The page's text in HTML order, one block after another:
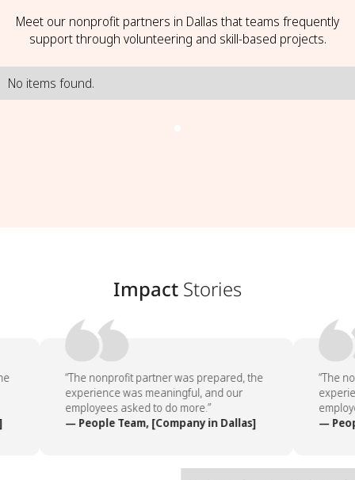
Meet our nonprofit partners in Dallas that teams frequently
support through volunteering and skill-based projects.
No items found.
Impact Stories
“The nonprofit partner was prepared, the
experience was meaningful, and our
employees asked to do more.”
— People Team, [Company in Dallas]
“The
—